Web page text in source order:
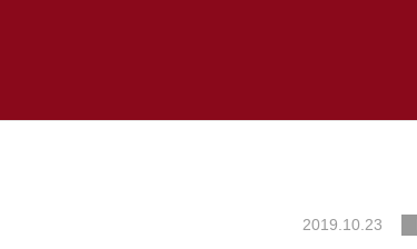
2019.10.23